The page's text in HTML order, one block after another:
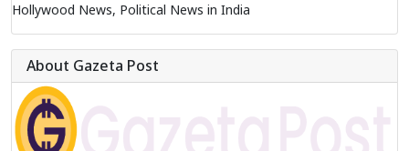
Hollywood News, Political News in India
About Gazeta Post